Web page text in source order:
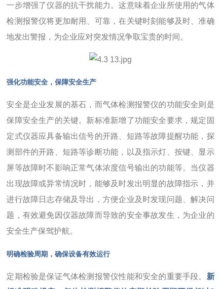
一步增强了仪器的抗干扰能力。这意味着企业所使用的气体
检测报警仪将更加耐用、可靠，在关键时刻能够及时、准确
地发出警报，为企业应对突发情况争取宝贵的时间。
强化功能安全，保障安全生产
安全是企业发展的基石，而气体检测报警仪的功能安全则是
保障安全生产的关键。新标准新增了功能安全要求，规定固
定式仪器应具备输出信号的开路、短路等故障提醒功能，探
测部件的开路、短路等诊断功能，以及指示灯、按键、显示
屏等故障时不影响正常气体浓度信号输出的功能等。当仪器
出现故障或异常情况时，能够及时发出明显的故障指示，并
进行故障日志存储及导出，方便企业及时发现问题、解决问
题，有效避免因仪器故障而导致的安全事故发生，为企业的
安全生产保驾护航。
明确检验周期，确保设备有效运行
定期检验是保证气体检测报警仪性能和安全的重要手段。 新